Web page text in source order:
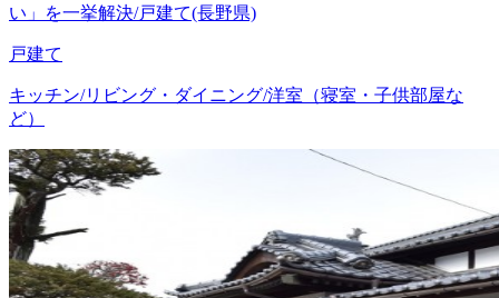
い」を一挙解決/戸建て(長野県)
戸建て
キッチン/リビング・ダイニング/洋室（寝室・子供部屋な
ど）